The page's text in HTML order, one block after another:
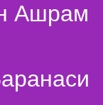
Ашрам